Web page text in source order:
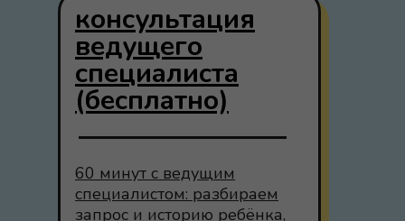
60 минут с ведущим
специалистом: разбираем
запрос и историю ребёнка,
консультация
ведущего
специалиста
(бесплатно)